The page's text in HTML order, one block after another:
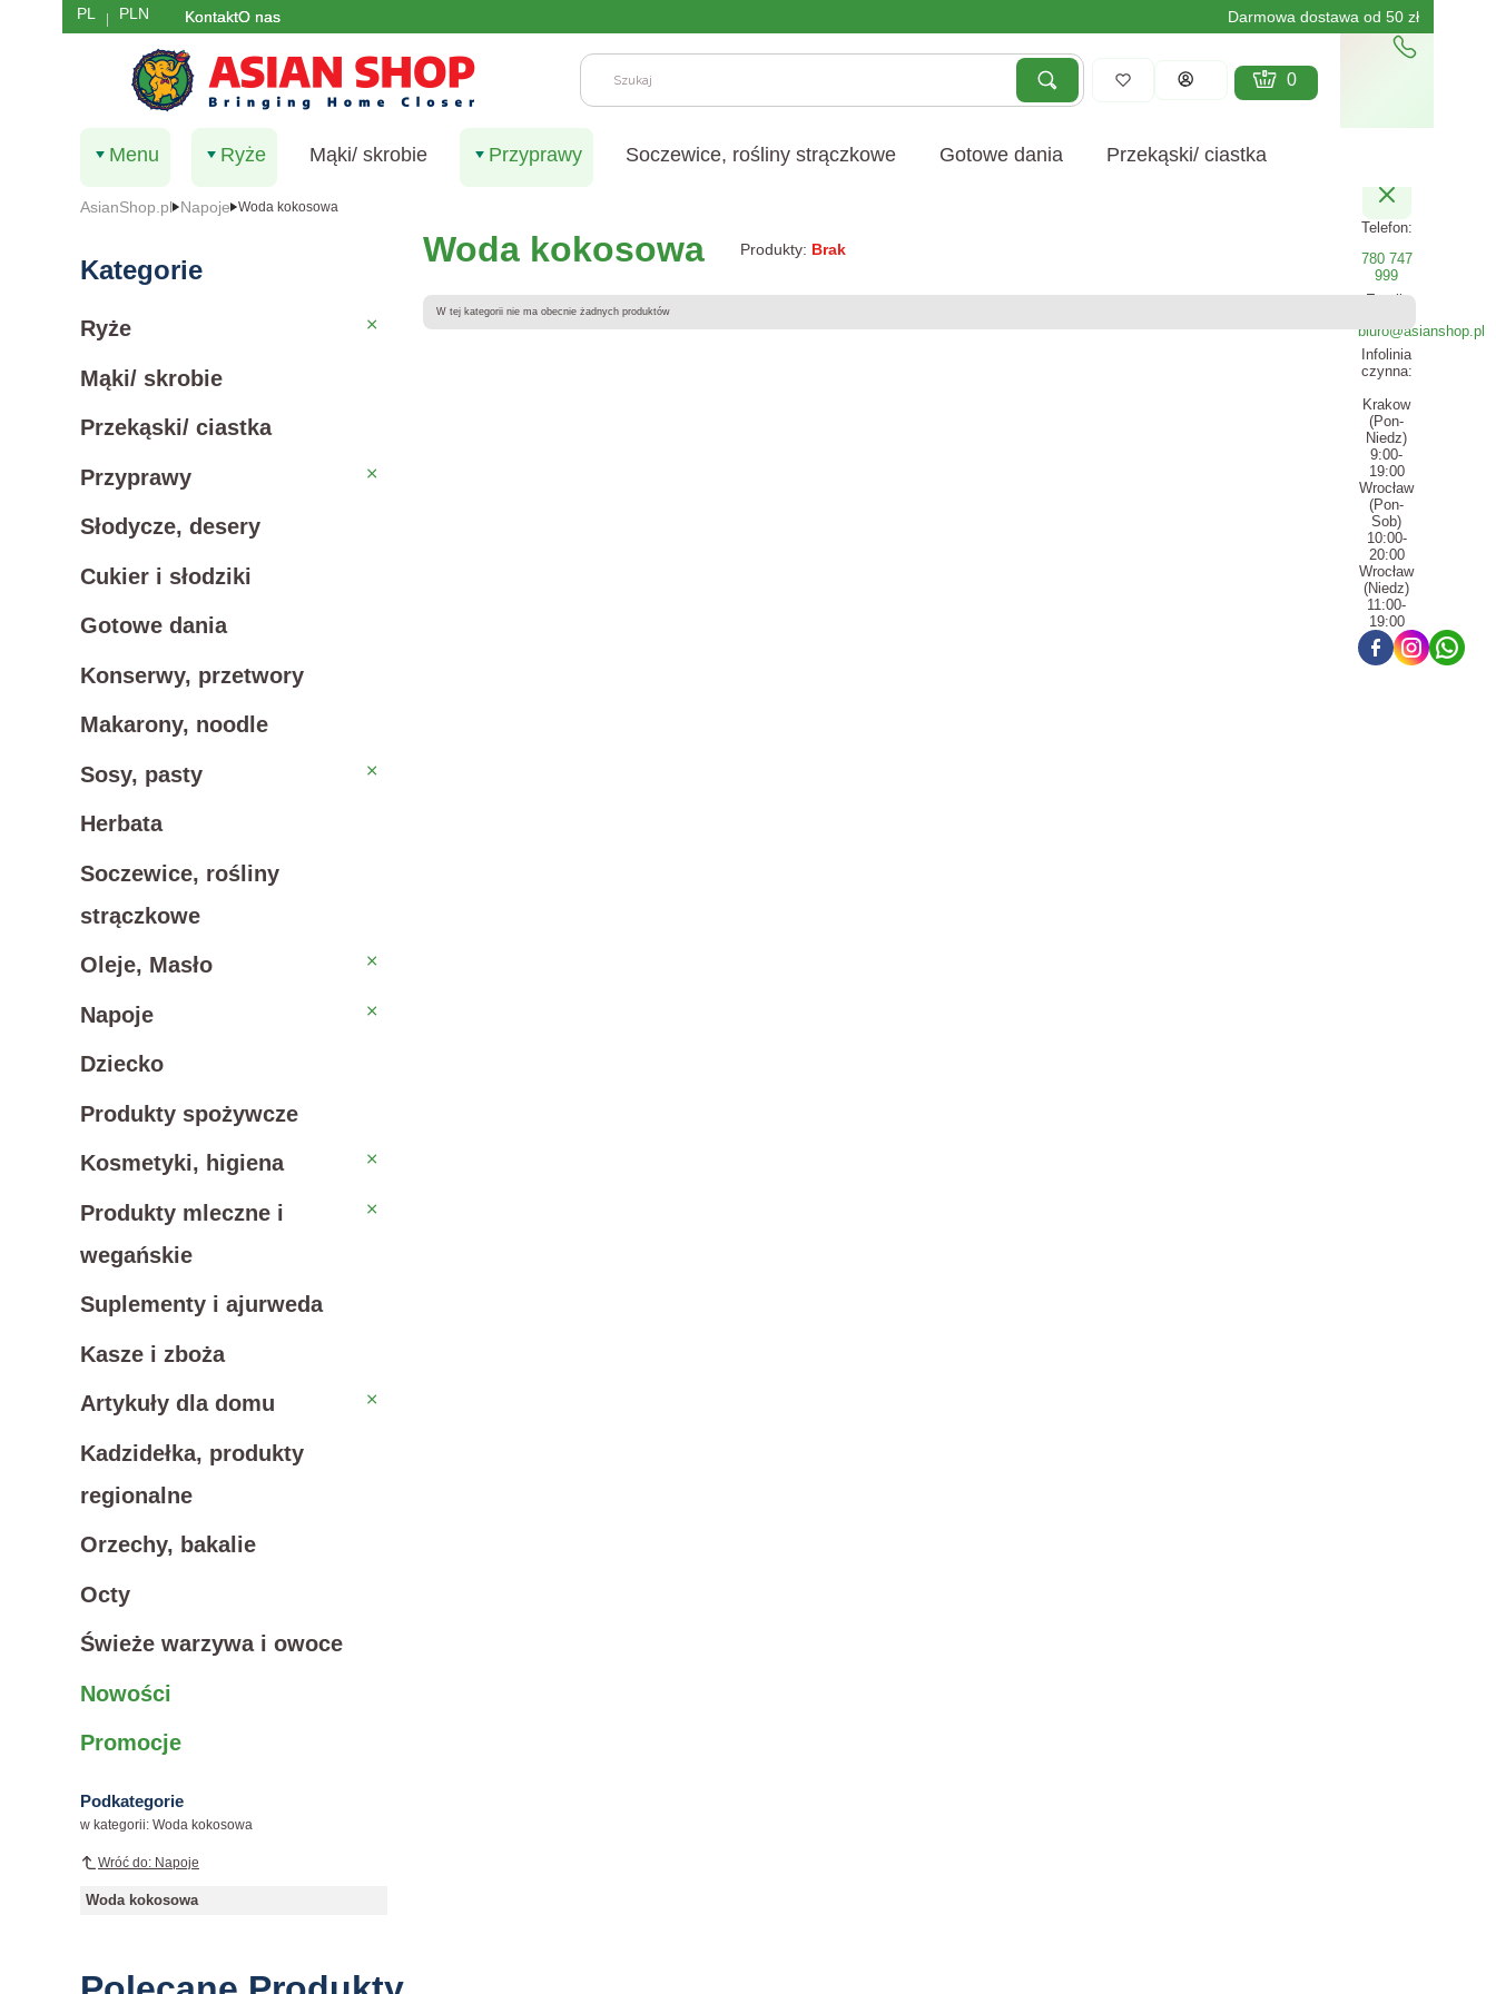
PL PLN KontaktO nas Darmowa dostawa od 50 zł
Wyczyść Szukaj Zaloguj się Produkty w koszyku: 0. Zobacz
Koszyk
Telefon:
780 747
999
Email:
biuro@asianshop.pl
Infolinia
czynna:
Krakow
(Pon-
Niedz)
9:00-
19:00
Wrocław
(Pon-
Sob)
10:00-
20:00
Wrocław
(Niedz)
11:00-
19:00
Menu Ryże Mąki/ skrobie Przyprawy Soczewice, rośliny strączkowe Gotowe dania Przekąski/ ciastka
AsianShop.pl Napoje Woda kokosowa
Kategorie
Ryże Ryże
Mąki/ skrobie
Przekąski/ ciastka
Przyprawy Przyprawy
Słodycze, desery
Cukier i słodziki
Gotowe dania
Konserwy, przetwory
Makarony, noodle
Sosy, pasty Sosy, pasty
Herbata
Soczewice, rośliny
strączkowe
Oleje, Masło Oleje, Masło
Napoje Napoje
Dziecko
Produkty spożywcze
Kosmetyki, higiena Kosmetyki, higiena
Produkty mleczne i
wegańskie
Suplementy i ajurweda
Kasze i zboża
Artykuły dla domu Artykuły dla domu
Kadzidełka, produkty
regionalne
Orzechy, bakalie
Octy
Świeże warzywa i owoce
Nowości
Promocje
Podkategorie
w kategorii: Woda kokosowa
Wróć do: Napoje
Woda kokosowa
Woda kokosowa Produkty: Brak
Lista produktów
W tej kategorii nie ma obecnie żadnych produktów